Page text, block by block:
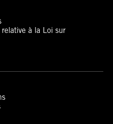
à la Loi sur